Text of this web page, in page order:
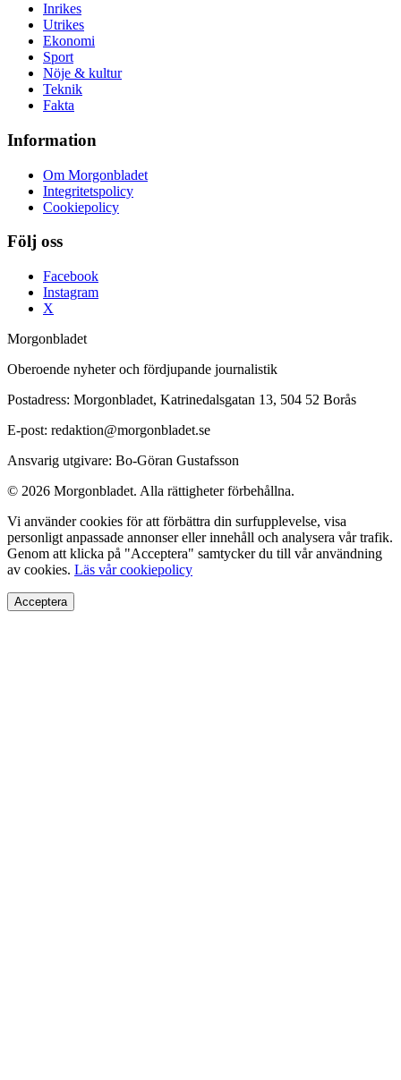
Inrikes
Utrikes
Ekonomi
Sport
Nöje & kultur
Teknik
Fakta
Information
Om Morgonbladet
Integritetspolicy
Cookiepolicy
Följ oss
Facebook
Instagram
X
Morgonbladet
Oberoende nyheter och fördjupande journalistik
Postadress: Morgonbladet, Katrinedalsgatan 13, 504 52 Borås
E-post: redaktion@morgonbladet.se
Ansvarig utgivare: Bo-Göran Gustafsson
© 2026 Morgonbladet. Alla rättigheter förbehållna.
Vi använder cookies för att förbättra din surfupplevelse, visa
personligt anpassade annonser eller innehåll och analysera vår trafik.
Genom att klicka på "Acceptera" samtycker du till vår användning
av cookies. Läs vår cookiepolicy
Acceptera